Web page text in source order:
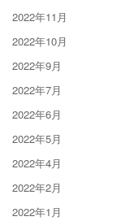
2022年11月
2022年10月
2022年9月
2022年7月
2022年6月
2022年5月
2022年4月
2022年2月
2022年1月